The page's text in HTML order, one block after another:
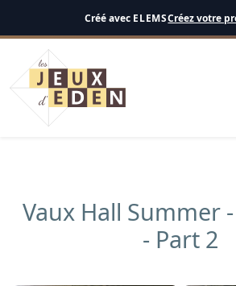
Créé avec ELEMSCréez votre
Français
Vaux Hall Summer
- Part 2